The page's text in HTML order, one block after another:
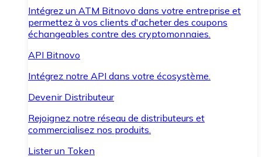
Intégrez un ATM Bitnovo dans votre entreprise et
permettez à vos clients d'acheter des coupons
échangeables contre des cryptomonnaies.
API Bitnovo
Intégrez notre API dans votre écosystème.
Devenir Distributeur
Rejoignez notre réseau de distributeurs et
commercialisez nos produits.
Lister un Token